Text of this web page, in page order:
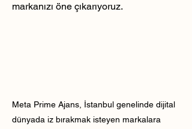
markanızı öne çıkarıyoruz.
Meta Prime Ajans, İstanbul genelinde dijital
dünyada iz bırakmak isteyen markalara